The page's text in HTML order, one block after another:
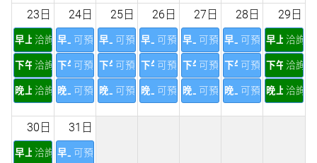
23日
早上 洽詢
下午 洽詢
晚上 洽詢
24日
早上可預訂
下午可預訂
晚上可預訂
25日
早上可預訂
下午可預訂
晚上可預訂
26日
早上可預訂
下午可預訂
晚上可預訂
27日
早上可預訂
下午可預訂
晚上可預訂
28日
早上可預訂
下午可預訂
晚上可預訂
29日
早上 洽詢
下午 洽詢
晚上 洽詢
30日
早上 洽詢
31日
早上可預訂